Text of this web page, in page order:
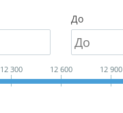
До
12 300 12 600 12 900